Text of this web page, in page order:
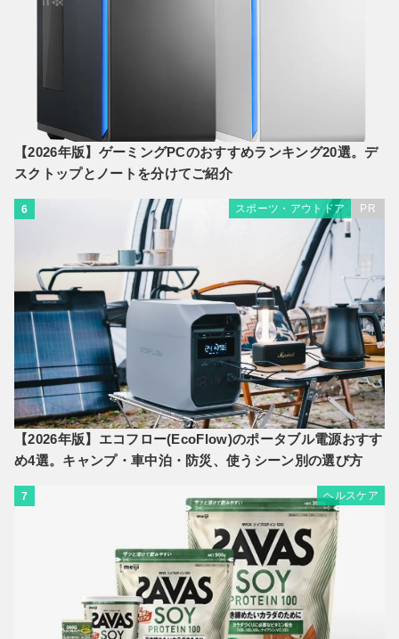
【2026年版】ゲーミングPCのおすすめランキング20選。デ
スクトップとノートを分けてご紹介
6 スポーツ・アウトドア PR
【2026年版】エコフロー(EcoFlow)のポータブル電源おすす
め4選。キャンプ・車中泊・防災、使うシーン別の選び方
7 ヘルスケア